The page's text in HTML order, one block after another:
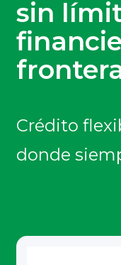
sin
Crédito
donde